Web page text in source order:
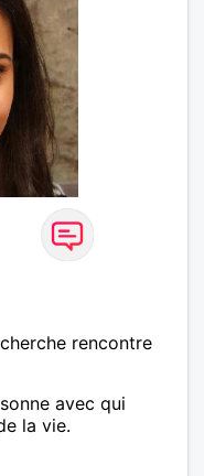
rencontre
avec qui
la vie.